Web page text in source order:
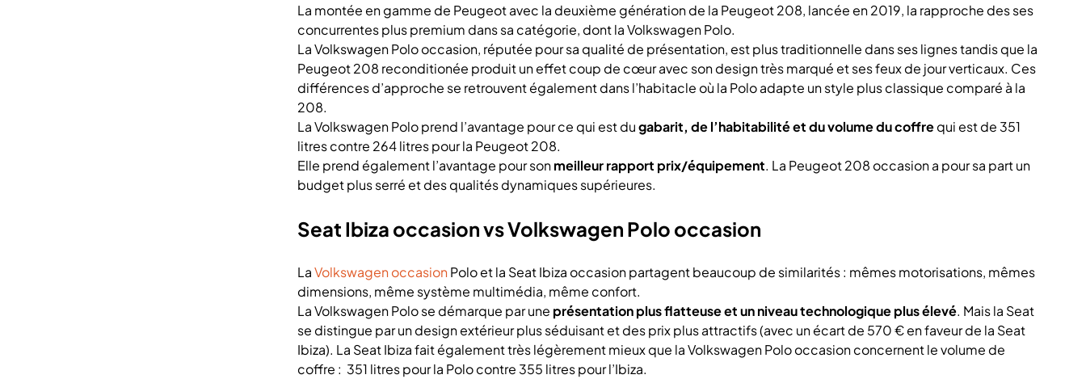
La montée en gamme de Peugeot avec la deuxième génération de la Peugeot 208, lancée en 2019, la rapproche des ses
concurrentes plus premium dans sa catégorie, dont la Volkswagen Polo.
La Volkswagen Polo occasion, réputée pour sa qualité de présentation, est plus traditionnelle dans ses lignes tandis que la
Peugeot 208 reconditionée produit un effet coup de cœur avec son design très marqué et ses feux de jour verticaux. Ces
différences d’approche se retrouvent également dans l’habitacle où la Polo adapte un style plus classique comparé à la
208.
La Volkswagen Polo prend l’avantage pour ce qui est dugabarit, de l’habitabilité et du volume du coffrequi est de 351
litres contre 264 litres pour la Peugeot 208.
Elle prend également l’avantage pour sonmeilleur rapport prix/équipement. La Peugeot 208 occasion a pour sa part un
budget plus serré et des qualités dynamiques supérieures.
Seat Ibiza occasion vs Volkswagen Polo occasion
LaVolkswagen occasionPolo et la Seat Ibiza occasion partagent beaucoup de similarités : mêmes motorisations, mêmes
dimensions, même système multimédia, même confort.
La Volkswagen Polo se démarque par une présentation plus flatteuse et un niveau technologique plus élevé. Mais la Seat
se distingue par un design extérieur plus séduisant et des prix plus attractifs (avec un écart de 570 € en faveur de la Seat
Ibiza). La Seat Ibiza fait également très légèrement mieux que la Volkswagen Polo occasion concernent le volume de
coffre : 351 litres pour la Polo contre 355 litres pour l’Ibiza.